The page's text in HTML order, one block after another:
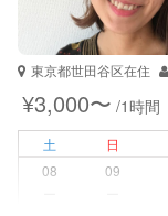
東京都世田谷区在住
¥3,000〜 /1時間
土 日
08
09